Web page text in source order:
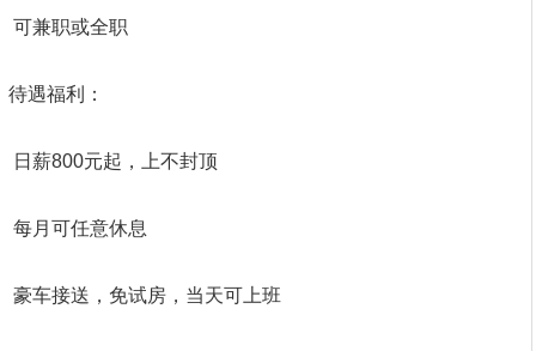
可兼职或全职
待遇福利：
日薪800元起，上不封顶
每月可任意休息
豪车接送，免试房，当天可上班